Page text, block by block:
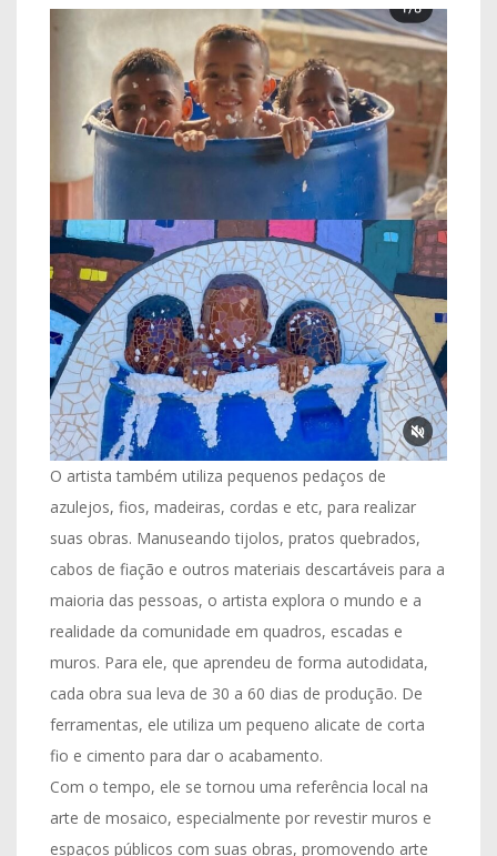
O artista também utiliza pequenos pedaços de
azulejos, fios, madeiras, cordas e etc, para realizar
suas obras. Manuseando tijolos, pratos quebrados,
cabos de fiação e outros materiais descartáveis para a
maioria das pessoas, o artista explora o mundo e a
realidade da comunidade em quadros, escadas e
muros. Para ele, que aprendeu de forma autodidata,
cada obra sua leva de 30 a 60 dias de produção. De
ferramentas, ele utiliza um pequeno alicate de corta
fio e cimento para dar o acabamento.
Com o tempo, ele se tornou uma referência local na
arte de mosaico, especialmente por revestir muros e
espaços públicos com suas obras, promovendo arte